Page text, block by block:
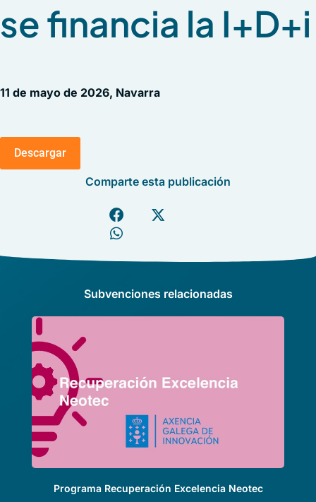
se financia la I+D+i
11 de mayo de 2026, Navarra
Descargar
Comparte esta publicación
Subvenciones relacionadas
Programa Recuperación Excelencia Neotec